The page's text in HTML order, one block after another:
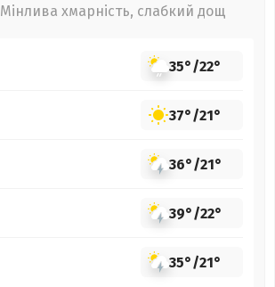
Мінлива хмарність, слабкий дощ
35°/22°
37°/21°
36°/21°
39°/22°
35°/21°